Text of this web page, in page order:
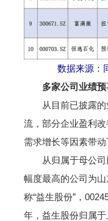
数据来源：
多家公司业绩预
从目前已披露的
流，部分企业盈利
需求增长等因素带
从归属于母公司
幅度最高的公司为
称“益生股份”，
年，益生股份归属